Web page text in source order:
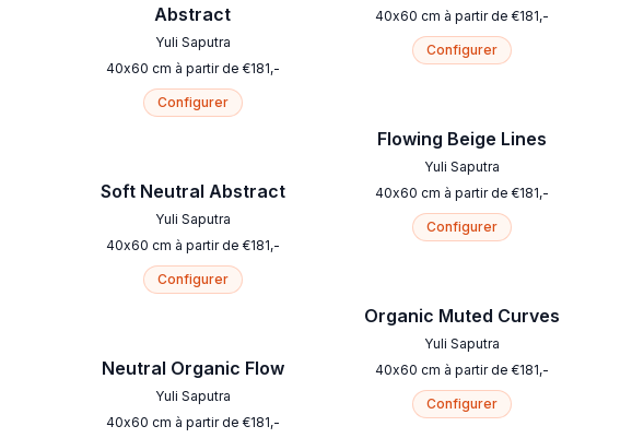
Abstract
Yuli Saputra
40x60 cm à partir de €181,-
Configurer
Soft Neutral Abstract
Yuli Saputra
40x60 cm à partir de €181,-
Configurer
Neutral Organic Flow
Yuli Saputra
40x60 cm à partir de €181,-
40x60 cm à partir de €181,-
Configurer
Flowing Beige Lines
Yuli Saputra
40x60 cm à partir de €181,-
Configurer
Organic Muted Curves
Yuli Saputra
40x60 cm à partir de €181,-
Configurer